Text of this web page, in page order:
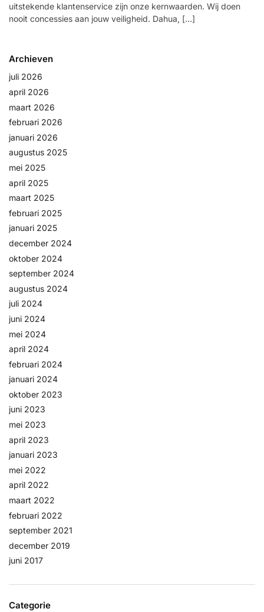
uitstekende klantenservice zijn onze kernwaarden. Wij doen
nooit concessies aan jouw veiligheid. Dahua, […]
Archieven
juli 2026
april 2026
maart 2026
februari 2026
januari 2026
augustus 2025
mei 2025
april 2025
maart 2025
februari 2025
januari 2025
december 2024
oktober 2024
september 2024
augustus 2024
juli 2024
juni 2024
mei 2024
april 2024
februari 2024
januari 2024
oktober 2023
juni 2023
mei 2023
april 2023
januari 2023
mei 2022
april 2022
maart 2022
februari 2022
september 2021
december 2019
juni 2017
Categorie